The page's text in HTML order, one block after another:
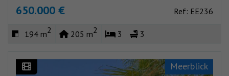
650.000 € Ref: EE236
194 m2 205 m2 3 3
Meerblick